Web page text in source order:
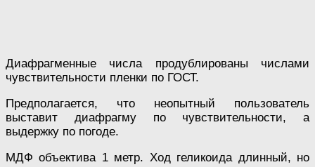
Диафрагменные числа продублированы числами
чувствительности пленки по ГОСТ.
Предполагается, что неопытный пользователь
выставит диафрагму по чувствительности, а
выдержку по погоде.
МДФ объектива 1 метр. Ход геликоида длинный, но